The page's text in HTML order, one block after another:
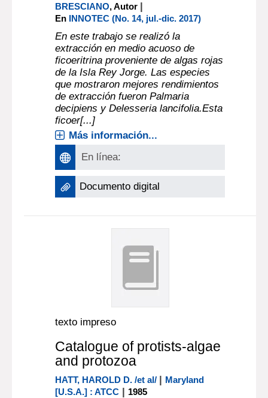
BRESCIANO, Autor |
En INNOTEC (No. 14, jul.-dic. 2017)
En este trabajo se realizó la
extracción en medio acuoso de
ficoeritrina proveniente de algas rojas
de la Isla Rey Jorge. Las especies
que mostraron mejores rendimientos
de extracción fueron Palmaria
decipiens y Delesseria lancifolia.Esta
ficoer[...]
Más información...
En línea:
Documento digital
texto impreso
Catalogue of protists-algae
and protozoa
HATT, HAROLD D. /et al/ | Maryland
[U.S.A.] : ATCC | 1985